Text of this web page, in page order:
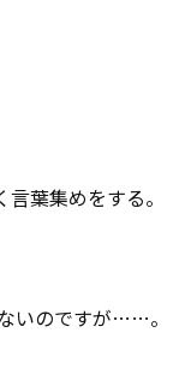
葉集めをする。
いのですが……。